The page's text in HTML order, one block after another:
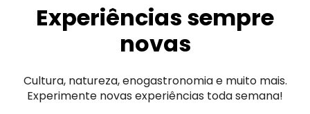
Experiências sempre
novas
Cultura, natureza, enogastronomia e muito mais.
Experimente novas experiências toda semana!